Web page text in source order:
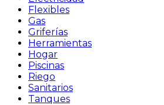
Flexibles
Gas
Griferías
Herramientas
Hogar
Piscinas
Riego
Sanitarios
Tanques